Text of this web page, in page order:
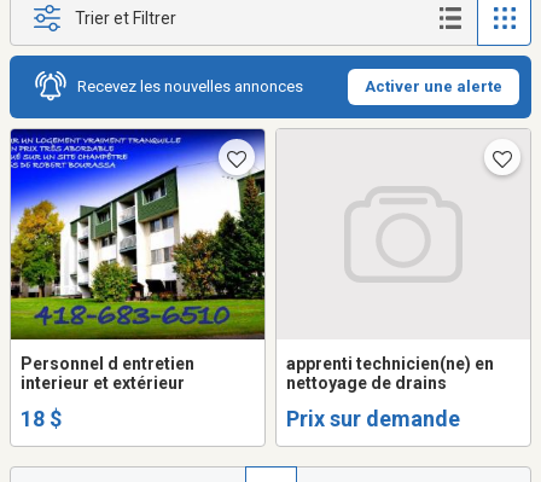
Trier et Filtrer
Recevez les nouvelles annonces Activer une alerte
Personnel d entretien
interieur et extérieur
18 $
apprenti technicien(ne) en
nettoyage de drains
Prix sur demande